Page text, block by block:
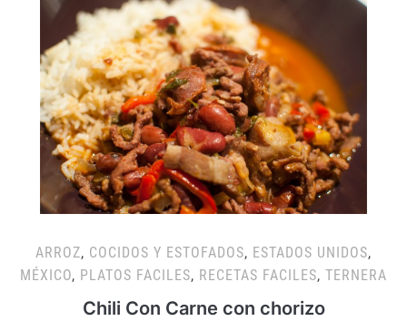
ARROZ, COCIDOS Y ESTOFADOS, ESTADOS UNIDOS,
MÉXICO, PLATOS FACILES, RECETAS FACILES, TERNERA
Chili Con Carne con chorizo